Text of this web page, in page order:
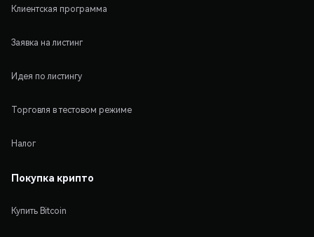
Клиентская программа
Заявка на листинг
Идея по листингу
Торговля в тестовом режиме
Налог
Покупка крипто
Купить Bitcoin